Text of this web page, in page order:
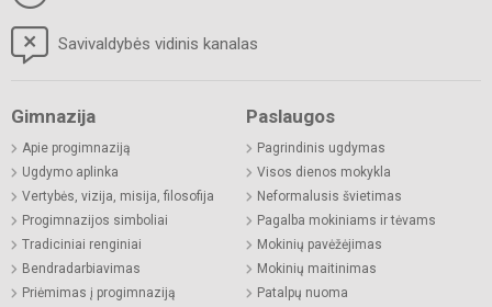
Savivaldybės vidinis kanalas
Gimnazija
Apie progimnaziją
Ugdymo aplinka
Vertybės, vizija, misija, filosofija
Progimnazijos simboliai
Tradiciniai renginiai
Bendradarbiavimas
Priėmimas į progimnaziją
Paslaugos
Pagrindinis ugdymas
Visos dienos mokykla
Neformalusis švietimas
Pagalba mokiniams ir tėvams
Mokinių pavėžėjimas
Mokinių maitinimas
Patalpų nuoma